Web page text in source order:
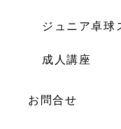
ジュニア卓球
成人講座
お問合せ
: Attempt to
/home/wordstock/